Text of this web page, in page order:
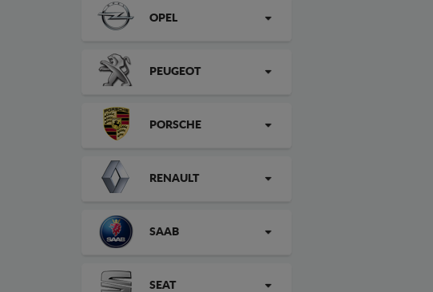
OPEL
PEUGEOT
PORSCHE
RENAULT
SAAB
SEAT